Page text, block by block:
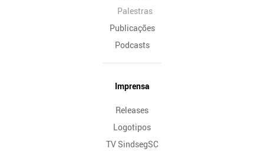
Palestras
Publicações
Podcasts
Imprensa
Releases
Logotipos
TV SindsegSC